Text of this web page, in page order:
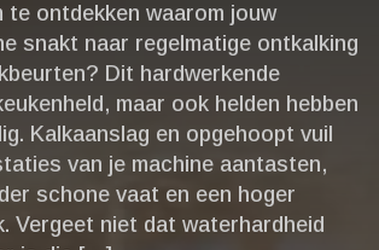
te ontdekken waarom jouw
snakt naar regelmatige ontkalking
Dit hardwerkende
maar ook helden hebben
Kalkaanslag en opgehoopt vuil
van je machine aantasten,
schone vaat en een hoger
Vergeet niet dat waterhardheid